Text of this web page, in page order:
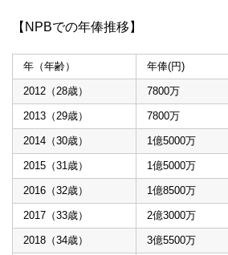
【NPBでの年俸推移】
年（年齢） 年俸(円)
2012（28歳） 7800万
2013（29歳） 7800万
2014（30歳） 1億5000万
2015（31歳） 1億5000万
2016（32歳） 1億8500万
2017（33歳） 2億3000万
2018（34歳） 3億5500万